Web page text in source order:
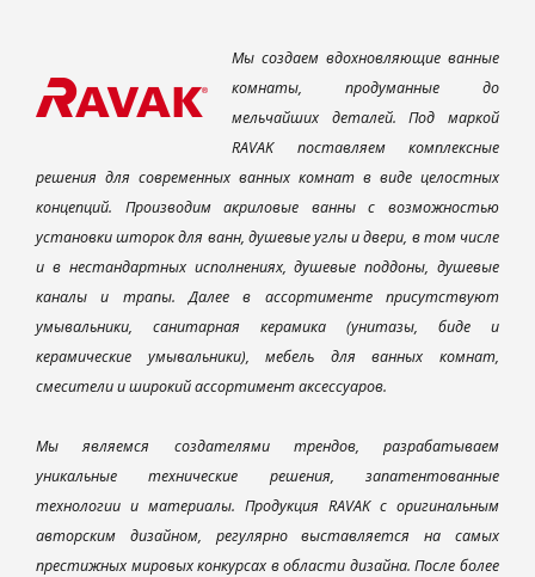
Мы создаем вдохновляющие ванные
комнаты, продуманные до
мельчайших деталей. Под маркой
RAVAK поставляем комплексные
решения для современных ванных комнат в виде целостных
концепций. Производим акриловые ванны с возможностью
установки шторок для ванн, душевые углы и двери, в том числе
и в нестандартных исполнениях, душевые поддоны, душевые
каналы и трапы. Далее в ассортименте присутствуют
умывальники, санитарная керамика (унитазы, биде и
керамические умывальники), мебель для ванных комнат,
смесители и широкий ассортимент аксессуаров.
Мы являемся создателями трендов, разрабатываем
уникальные технические решения, запатентованные
технологии и материалы. Продукция RAVAK с оригинальным
авторским дизайном, регулярно выставляется на самых
престижных мировых конкурсах в области дизайна. После более